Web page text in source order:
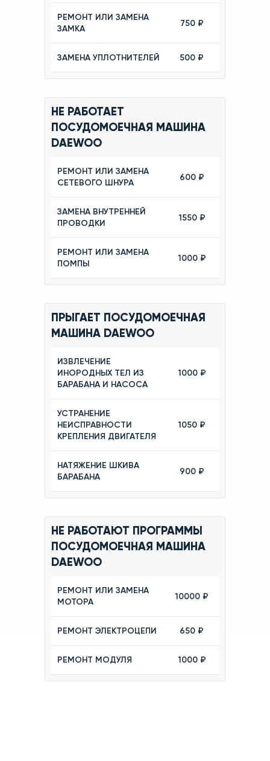
РЕМОНТ ИЛИ ЗАМЕНА
ЗАМКА
750 ₽
ЗАМЕНА УПЛОТНИТЕЛЕЙ 500 ₽
НЕ РАБОТАЕТ
ПОСУДОМОЕЧНАЯ МАШИНА
DAEWOO
РЕМОНТ ИЛИ ЗАМЕНА
СЕТЕВОГО ШНУРА
600 ₽
ЗАМЕНА ВНУТРЕННЕЙ
ПРОВОДКИ
1550 ₽
РЕМОНТ ИЛИ ЗАМЕНА
ПОМПЫ
1000 ₽
ПРЫГАЕТ ПОСУДОМОЕЧНАЯ
МАШИНА DAEWOO
ИЗВЛЕЧЕНИЕ
ИНОРОДНЫХ ТЕЛ ИЗ
БАРАБАНА И НАСОСА
1000 ₽
УСТРАНЕНИЕ
НЕИСПРАВНОСТИ
КРЕПЛЕНИЯ ДВИГАТЕЛЯ
1050 ₽
НАТЯЖЕНИЕ ШКИВА
БАРАБАНА
900 ₽
НЕ РАБОТАЮТ ПРОГРАММЫ
ПОСУДОМОЕЧНАЯ МАШИНА
DAEWOO
РЕМОНТ ИЛИ ЗАМЕНА
МОТОРА
10000 ₽
РЕМОНТ ЭЛЕКТРОЦЕПИ 650 ₽
РЕМОНТ МОДУЛЯ 1000 ₽